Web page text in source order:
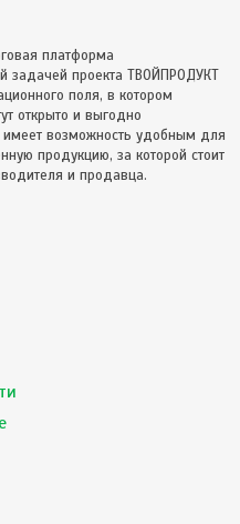
платформа
задачей проекта ТВОЙПРОДУКТ
поля, в котором
открыто и выгодно
имеет возможность удобным для
продукцию, за которой стоит
и продавца.